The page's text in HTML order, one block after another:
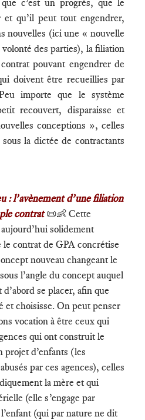
c’est un progrès, que le
qu’il peut tout engendrer,
nouvelles (ici une « nouvelle
des parties), la filiation
pouvant engendrer de
doivent être recueillies par
importe que le système
recouvert, disparaisse et
conceptions », celles
la dictée de contractants
: l’avènement d’une filiation
contrat📜👶 Cette
solidement
le contrat de GPA concrétise
nouveau changeant le
l’angle du concept auquel
se placer, afin que
et choisisse. On peut penser
vocation à être ceux qui
qui ont construit le
projet d’enfants (les
par ces agences), celles
la mère et qui
(elle s’engage par
(qui par nature ne dit